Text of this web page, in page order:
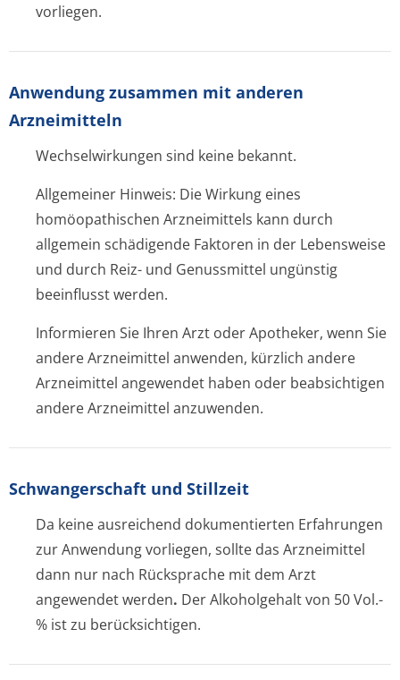
vorliegen.
Anwendung zusammen mit anderen
Arzneimitteln
Wechselwirkungen sind keine bekannt.
Allgemeiner Hinweis: Die Wirkung eines
homöopathischen Arzneimittels kann durch
allgemein schädigende Faktoren in der Lebensweise
und durch Reiz- und Genussmittel ungünstig
beeinflusst werden.
Informieren Sie Ihren Arzt oder Apotheker, wenn Sie
andere Arzneimittel anwenden, kürzlich andere
Arzneimittel angewendet haben oder beabsichtigen
andere Arzneimittel anzuwenden.
Schwangerschaft und Stillzeit
Da keine ausreichend dokumentierten Erfahrungen
zur Anwendung vorliegen, sollte das Arzneimittel
dann nur nach Rücksprache mit dem Arzt
angewendet werden. Der Alkoholgehalt von 50 Vol.-
% ist zu berücksichtigen.